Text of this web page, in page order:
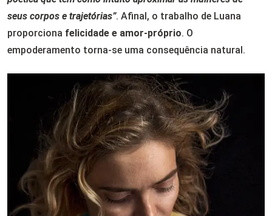
seus corpos e trajetórias”. Afinal, o trabalho de Luana
proporciona felicidade e amor-próprio. O
empoderamento torna-se uma consequência natural.